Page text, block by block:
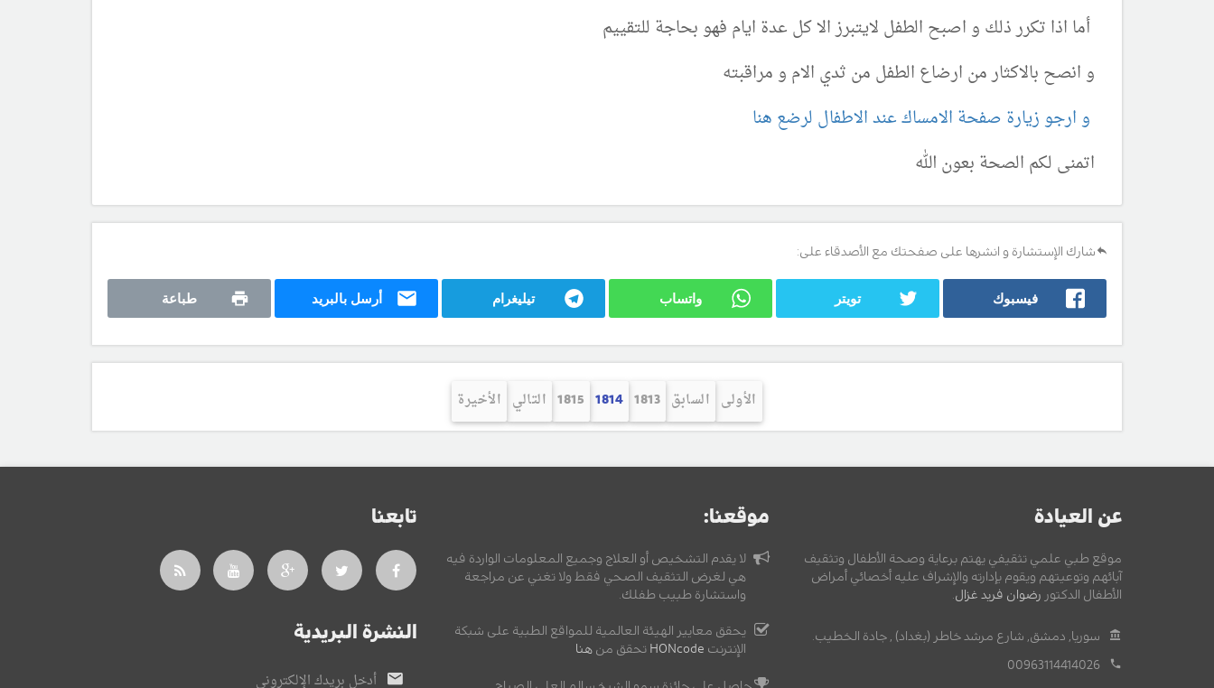
أما اذا تكرر ذلك و اصبح الطفل لايتبرز الا كل عدة ايام فهو بحاجة للتقييم
و انصح بالاكثار من ارضاع الطفل من ثدي الام و مراقبته
و ارجو زيارة صفحة الامساك عند الاطفال لرضع هنا
اتمنى لكم الصحة بعون الله
شارك الإستشارة و انشرها على صفحتك مع الأصدقاء على:
فيسبوك تويتر واتساب تيليغرام أرسل بالبريد طباعة
الأولى السابق 1813
1814
1815 التالي الأخيرة
عن العيادة
موقع طبي علمي تثقيفي يهتم برعاية وصحة الأطفال وتثقيف
آبائهم وتوعيتهم ويقوم بإدارته والإشراف عليه أخصائي أمراض
الأطفال الدكتور رضوان فريد غزال
سوريا, دمشق, شارع مرشد خاطر (بغداد) , جادة الخطيب.
00963114414026
موقعنا:
لا يقدم التشخيص أو العلاج وجميع المعلومات الواردة فيه
هي لغرض التثقيف الصحي فقط ولا تغني عن مراجعة
واستشارة طبيب طفلك.
يحقق معايير الهيئة العالمية للمواقع الطبية على شبكة
الإنترنت HONcode تحقق من هنا
تابعنا
النشرة البريدية
أدخل بريدك الإلكتروني